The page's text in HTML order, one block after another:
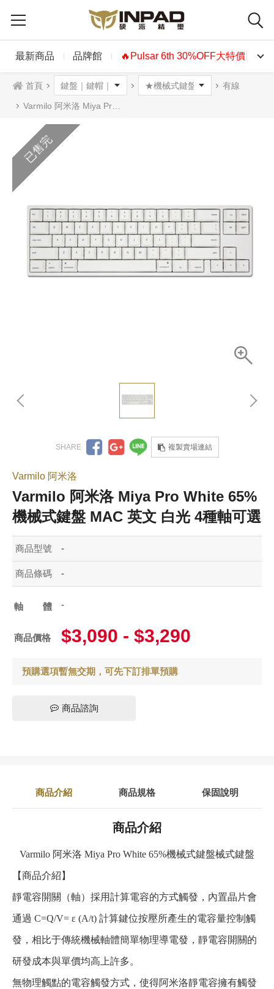
最新商品 品牌館 🔥Pulsar 6th 30%OFF大特價🔥
首頁 有線
Varmilo 阿米洛 Miya Pro White 65%機械式鍵盤 MAC 英文 白光 4種軸可選
已售完
複製賣場連結
Varmilo 阿米洛
Varmilo 阿米洛 Miya Pro White 65%
機械式鍵盤 MAC 英文 白光 4種軸可選
商品型號 -
商品條碼 -
軸體
-
商品價格 $3,090 - $3,290
預購選項暫無交期，可先下訂排單預購
商品諮詢
商品介紹 商品規格 保固說明
商品介紹
Varmilo 阿米洛 Miya Pro White 65%機械式鍵盤械式鍵盤
【商品介紹】
靜電容開關（軸）採用計算電容的方式觸發，內置晶片會
通過 C=Q/V= ε (A/t) 計算鍵位按壓所產生的電容量控制觸
發，相比于傳統機械軸體簡單物理導電發，靜電容開關的
研發成本與單價均高上許多。
無物理觸點的電容觸發方式，使得阿米洛靜電容擁有觸發